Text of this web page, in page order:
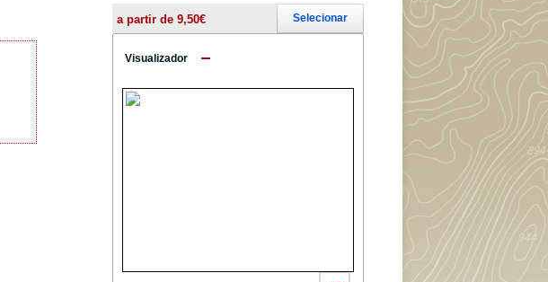
a partir de 9,50€ Selecionar
Visualizador